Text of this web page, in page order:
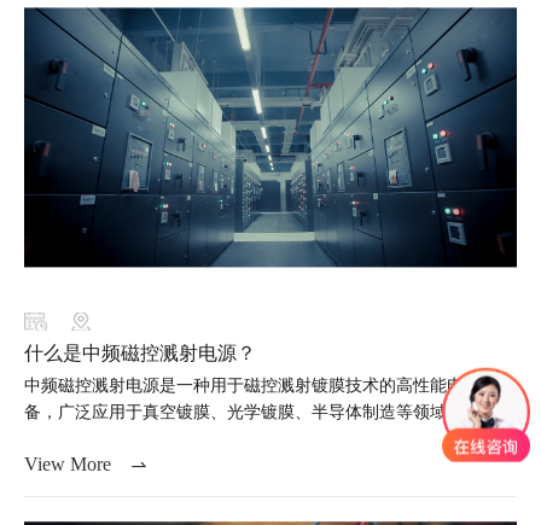
什么是中频磁控溅射电源？
中频磁控溅射电源是一种用于磁控溅射镀膜技术的高性能电源设
备，广泛应用于真空镀膜、光学镀膜、半导体制造等领域。
View More